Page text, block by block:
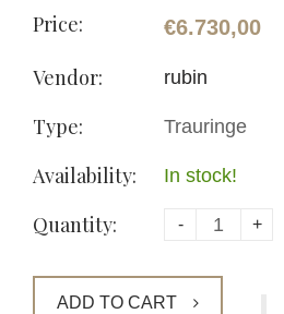
Price: €6.730,00
Vendor: rubin
Type: Trauringe
Availability: In stock!
Quantity: - +
ADD TO CART